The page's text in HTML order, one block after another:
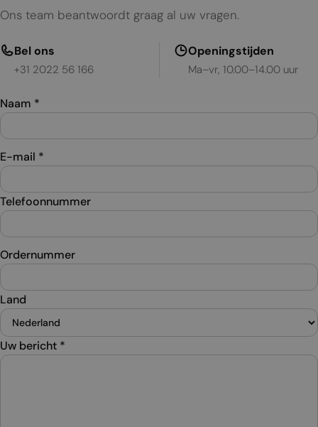
Ons team beantwoordt graag al uw vragen.
Bel ons
+31 2022 56 166
Openingstijden
Ma–vr, 10.00–14.00 uur
Naam *
E-mail *
Telefoonnummer
Ordernummer
Land
Uw bericht *